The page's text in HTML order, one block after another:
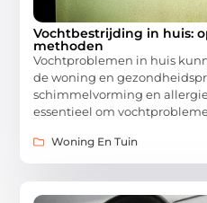
Vochtbestrijding in huis:
methoden
Vochtproblemen in huis
de woning en
schimmelvorming en
essentieel om
Woning En Tuin